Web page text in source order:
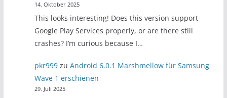
14. Oktober 2025
This looks interesting! Does this version support
Google Play Services properly, or are there still
crashes? I’m curious because I…
pkr999 zuAndroid 6.0.1 Marshmellow für Samsung
Wave 1 erschienen
29. Juli 2025